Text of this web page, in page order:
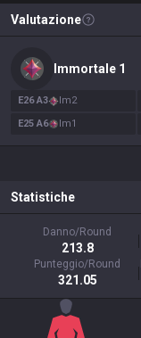
Valutazione
Immortale 1
E26A3 Im2
E25 A6 Im1
Statistiche
Danno/Round
213.8
Punteggio/Round
321.05